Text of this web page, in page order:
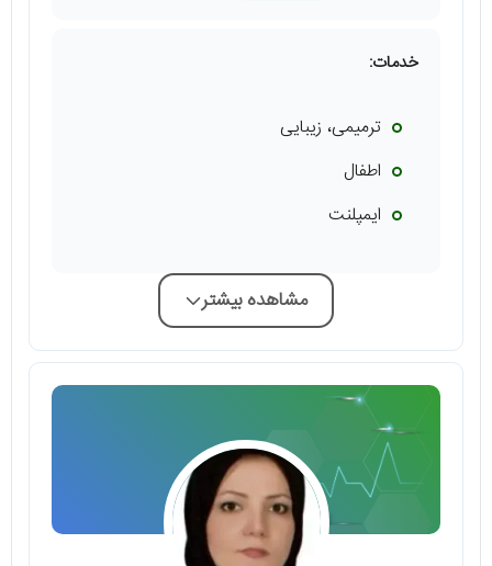
خدمات:
ترمیمی، زیبایی
اطفال
ایمپلنت
مشاهده بیشتر